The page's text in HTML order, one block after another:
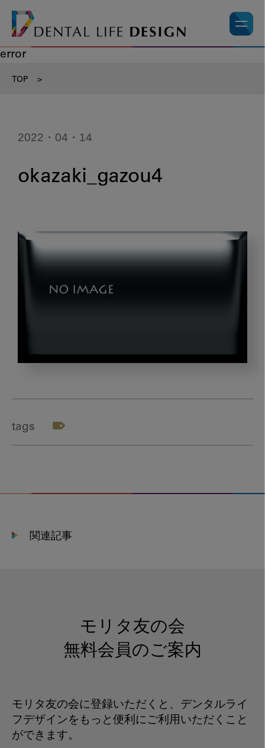
error
TOP >
2022・04・14
okazaki_gazou4
tags
関連記事
モリタ友の会
無料会員のご案内
モリタ友の会に登録いただくと、デンタルライ
フデザインをもっと便利にご利用いただくこと
ができます。